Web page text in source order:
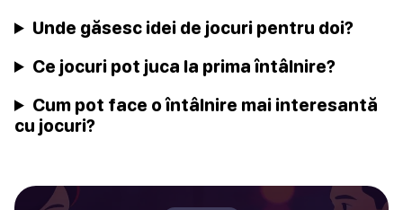
Unde găsesc idei de jocuri pentru doi?
Ce jocuri pot juca la prima întâlnire?
Cum pot face o întâlnire mai interesantă
cu jocuri?